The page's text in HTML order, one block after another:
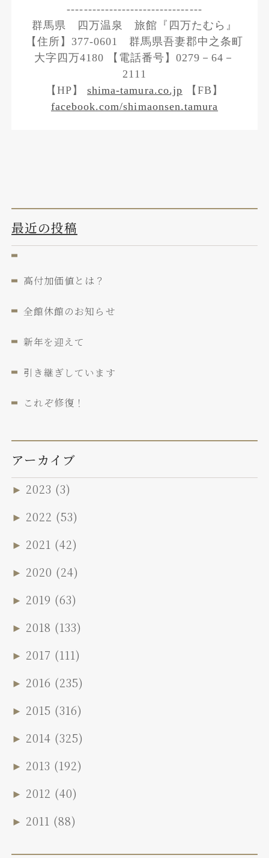
--------------------------------
群馬県 四万温泉 旅館『四万たむら』
【住所】377-0601 群馬県吾妻郡中之条町
大字四万4180 【電話番号】0279－64－
2111
【HP】shima-tamura.co.jp 【FB】
facebook.com/shimaonsen.tamura
最近の投稿
高付加価値とは？
全館休館のお知らせ
新年を迎えて
引き継ぎしています
これぞ修復！
アーカイブ
► 2023 (3)
► 2022 (53)
► 2021 (42)
► 2020 (24)
► 2019 (63)
► 2018 (133)
► 2017 (111)
► 2016 (235)
► 2015 (316)
► 2014 (325)
► 2013 (192)
► 2012 (40)
► 2011 (88)